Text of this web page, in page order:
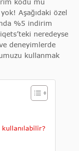
kodu mu
Aşağıdaki özel
%5 indirim
neredeyse
deneyimlerde
kullanmak